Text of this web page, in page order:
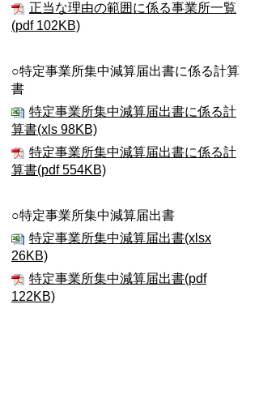
正当な理由の範囲に係る事業所一覧
(pdf 102KB)
○特定事業所集中減算届出書に係る計算
書
特定事業所集中減算届出書に係る計
算書(xls 98KB)
特定事業所集中減算届出書に係る計
算書(pdf 554KB)
○特定事業所集中減算届出書
特定事業所集中減算届出書(xlsx
26KB)
特定事業所集中減算届出書(pdf
122KB)